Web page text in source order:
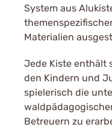
System aus
Materialien
Jede Kiste enthält
den Kindern und
spielerisch die
Betreuern zu